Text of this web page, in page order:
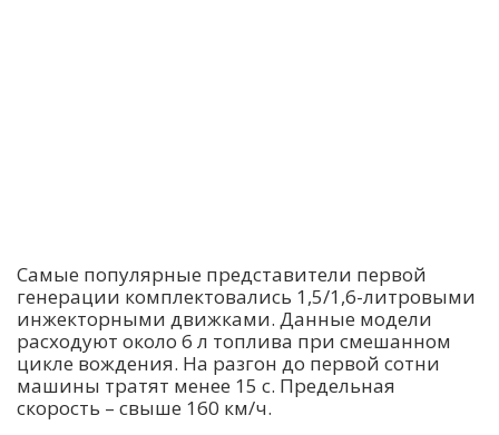
Самые популярные представители первой
генерации комплектовались 1,5/1,6-литровыми
инжекторными движками. Данные модели
расходуют около 6 л топлива при смешанном
цикле вождения. На разгон до первой сотни
машины тратят менее 15 с. Предельная
скорость – свыше 160 км/ч.